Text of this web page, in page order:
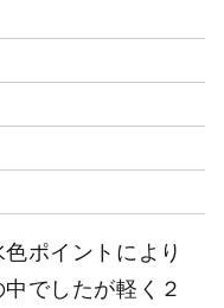
ポイントにより
でしたが軽く２